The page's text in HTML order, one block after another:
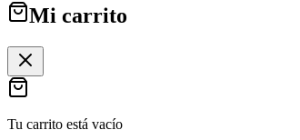
Mi carrito
Tu carrito está vacío